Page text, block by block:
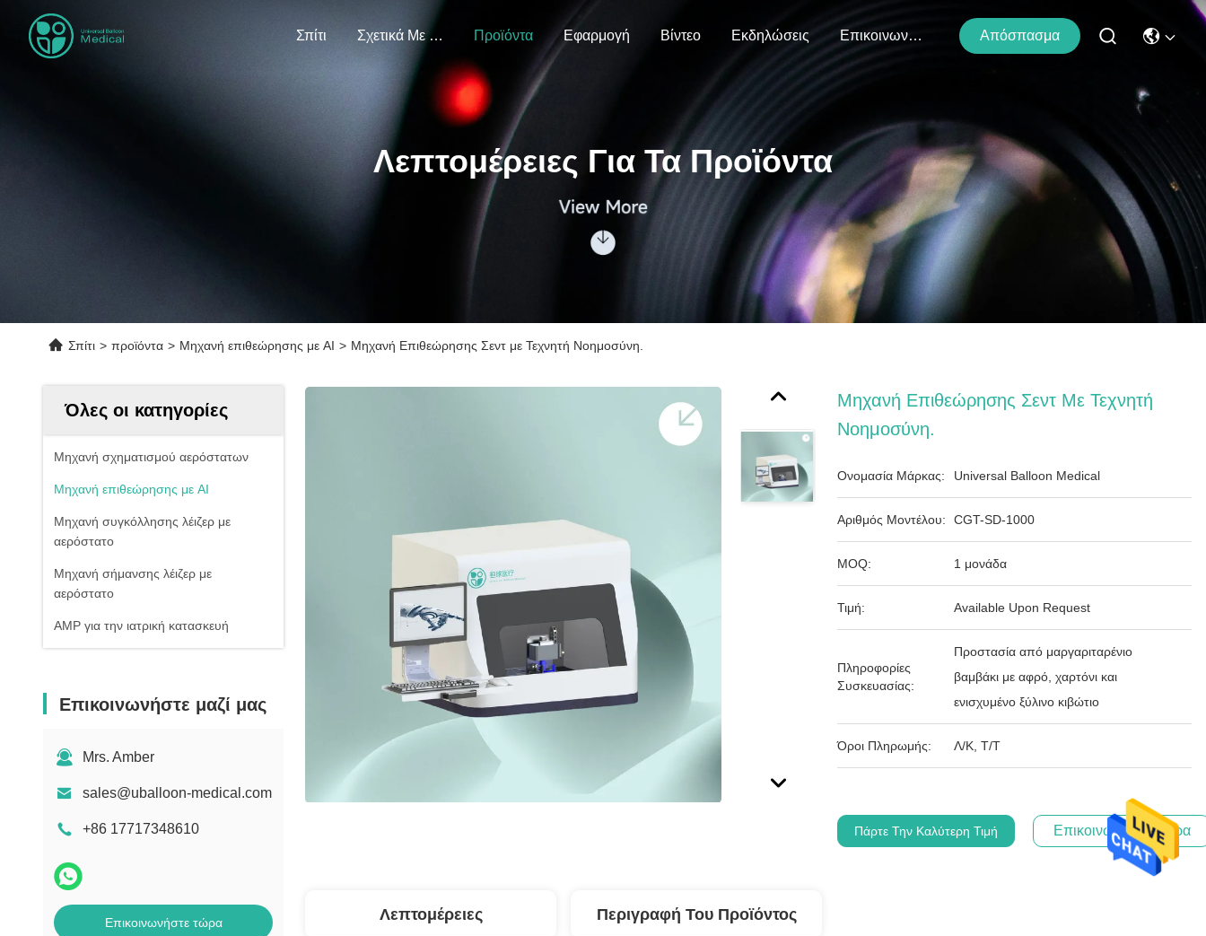
Σπίτι Σχετικά Με Εμάς Προϊόντα Εφαρμογή Βίντεο Εκδηλώσεις Επικοινωνήστε Μαζί Μας Απόσπασμα
Λεπτομέρειες Για Τα Προϊόντα
Σπίτι > προϊόντα > Μηχανή επιθεώρησης με AI > Μηχανή Επιθεώρησης Σεντ με Τεχνητή Νοημοσύνη.
Όλες οι κατηγορίες
Μηχανή σχηματισμού αερόστατων
Μηχανή επιθεώρησης με AI
Μηχανή συγκόλλησης λέιζερ με
αερόστατο
Μηχανή σήμανσης λέιζερ με
αερόστατο
ΑΜΡ για την ιατρική κατασκευή
Επικοινωνήστε μαζί μας
Mrs. Amber
sales@uballoon-medical.com
+86 17717348610
Επικοινωνήστε τώρα
Μηχανή Επιθεώρησης Σεντ Με Τεχνητή
Νοημοσύνη.
Ονομασία Μάρκας: Universal Balloon Medical
Αριθμός Μοντέλου: CGT-SD-1000
MOQ: 1 μονάδα
Τιμή: Available Upon Request
Πληροφορίες
Συσκευασίας:
Προστασία από μαργαριταρένιο
βαμβάκι με αφρό, χαρτόνι και
ενισχυμένο ξύλινο κιβώτιο
Όροι Πληρωμής: Λ/Κ, Τ/Τ
Πάρτε Την Καλύτερη Τιμή Επικοινωνήστε Τώρα
Λεπτομέρειες Περιγραφή Του Προϊόντος